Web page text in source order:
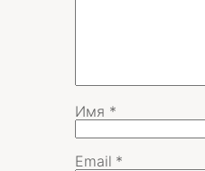
Имя *
Email *